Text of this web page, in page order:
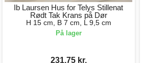
Ib Laursen Hus for Telys Stillenat
Rødt Tak Krans på Dør
H 15 cm, B 7 cm, L 9,5 cm
På lager
231,75 kr.